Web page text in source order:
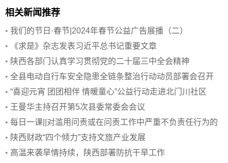
相关新闻推荐
• 我们的节日·春节|2024年春节公益广告展播（二）
•
《求是》杂志发表习近平总书记重要文章
• 陕西各部门认真学习贯彻党的二十届三中全会精神
• 全县电动自行车安全隐患全链条整治行动动员部署会召开
• “喜迎元宵 团团相伴 情暖童心”公益行动走进北门川社区
• 王曼华主持召开第5次县委常委会会议
• 每日一课||对滥用问责或在问责工作中严重不负责任行为的
处分规定
• 陕西财政“四个倾力”支持文旅产业发展
• 高温来袭旱情持续，陕西部署防抗干旱工作